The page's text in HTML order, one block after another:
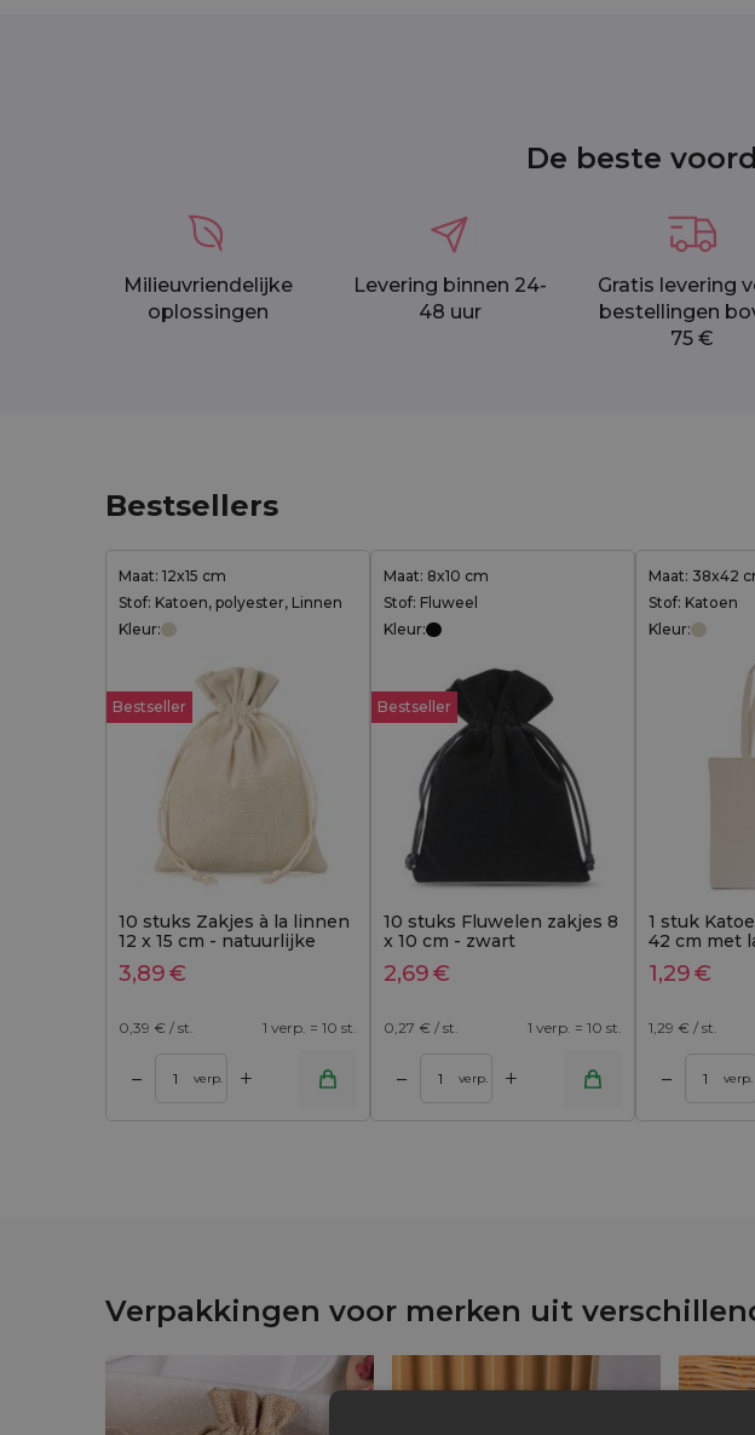
De beste
Milieuvriendelijke
oplossingen
Levering binnen 24-
48 uur
Gratis levering
bestellingen
75 €
Bestsellers
Maat: 12x15 cm
Stof: Katoen, polyester, Linnen
Kleur:
Bestseller
10 stuks Zakjes à la linnen
12 x 15 cm - natuurlijke
kleur
3,89€
0,39 € / st. 1 verp. = 10 st.
– verp. +
Maat: 8x10 cm
Stof: Fluweel
Kleur:
Bestseller
10 stuks Fluwelen zakjes 8
x 10 cm - zwart
2,69€
0,27 € / st. 1 verp. = 10 st.
– verp. +
Maat: 38x42
Stof: Katoen
Kleur:
1 stuk
42 cm met
- natuurlijke
1,29€
1,29 € / st.
– verp.
Toevoegen aan winkelwagen Toevoegen aan winkelwagen
Verpakkingen voor merken uit